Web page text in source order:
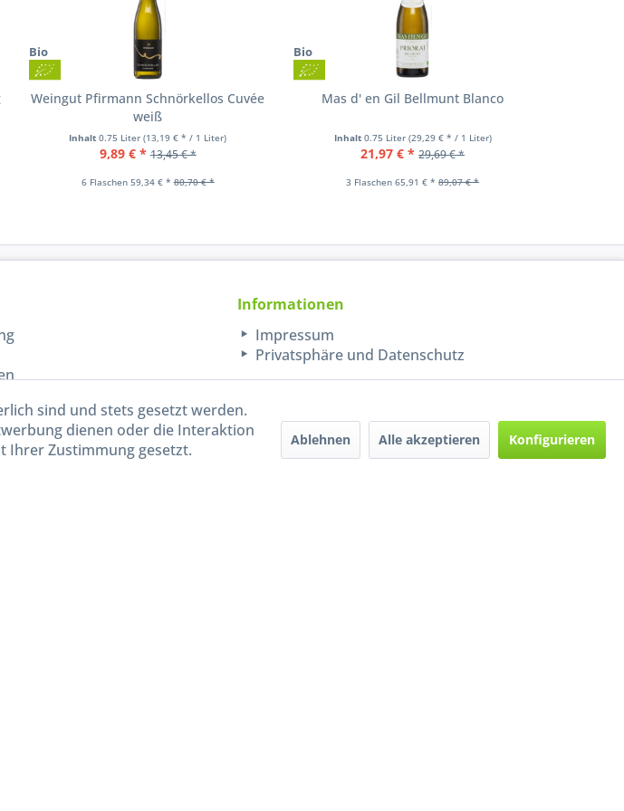
Bio
Weingut Pfirmann Schnörkellos Cuvée
weiß
Inhalt0.75 Liter(13,19 € * / 1 Liter)
9,89 € * 13,45 € *
6 Flaschen 59,34 € * 80,70 € *
Bio
Mas d' en Gil Bellmunt Blanco
Inhalt 0.75 Liter (29,29 € * / 1 Liter)
21,97 € * 29,69 € *
3 Flaschen 65,91 € * 89,07 € *
Informationen
Impressum
Privatsphäre und Datenschutz
sind und stets gesetzt werden.
dienen oder die Interaktion
Ihrer Zustimmung gesetzt.
Ablehnen Alle akzeptieren Konfigurieren